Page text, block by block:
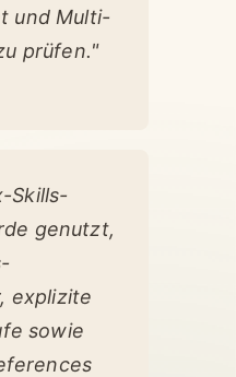
und Multi-
prüfen."
Skills-
genutzt,
explizite
sowie